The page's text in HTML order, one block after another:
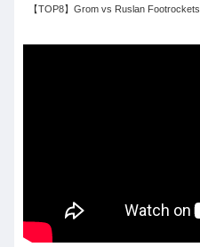
【TOP8】Grom vs Ruslan Footrockets